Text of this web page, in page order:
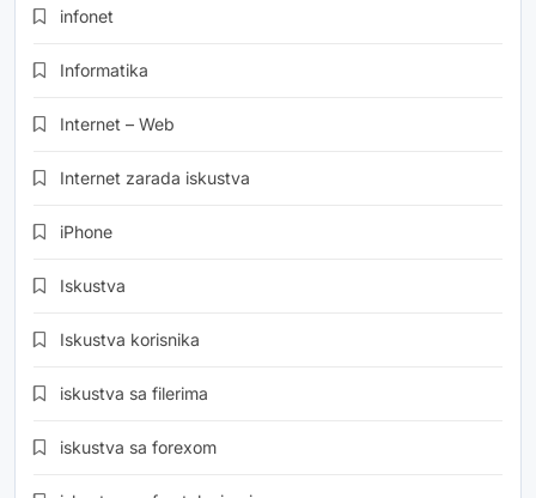
infonet
Informatika
Internet – Web
Internet zarada iskustva
iPhone
Iskustva
Iskustva korisnika
iskustva sa filerima
iskustva sa forexom